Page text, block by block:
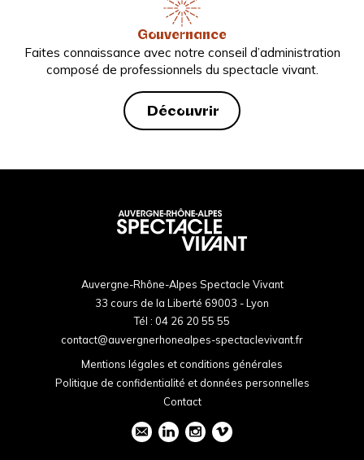
Gouvernance
Faites connaissance avec notre conseil d’administration
composé de professionnels du spectacle vivant.
Découvrir
Auvergne-Rhône-Alpes Spectacle Vivant
33 cours de la Liberté 69003 - Lyon
Tél : 04 26 20 55 55
contact@auvergnerhonealpes-spectaclevivant.fr
Mentions légales et conditions générales
Politique de confidentialité et données personnelles
Contact